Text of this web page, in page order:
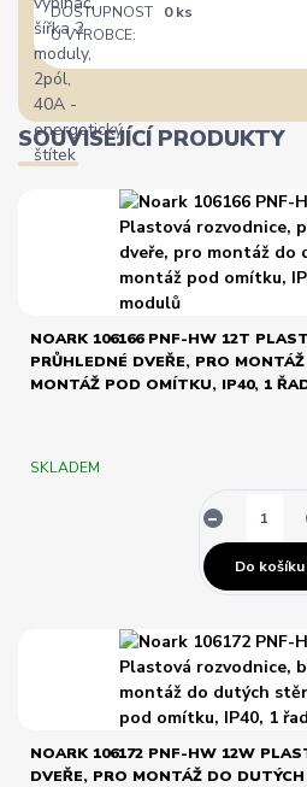
DOSTUPNOST
U VÝROBCE:
0 ks
SOUVISEJÍCÍ PRODUKTY
NOARK 106166 PNF-HW 12T
PRŮHLEDNÉ DVEŘE, PRO
MONTÁŽ POD OMÍTKU, IP40, 1
SKLADEM
Do košíku
NOARK 106172 PNF-HW 12W
DVEŘE, PRO MONTÁŽ DO